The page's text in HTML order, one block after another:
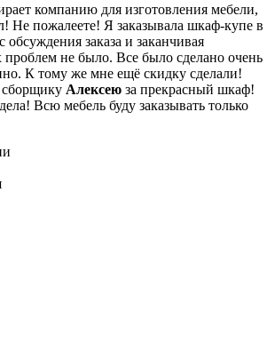
компанию для изготовления мебели,
Не пожалеете! Я заказывала шкаф-купе в
заказа и заканчивая
не было. Все было сделано очень
К тому же мне ещё скидку сделали!
Алексею за прекрасный шкаф!
Всю мебель буду заказывать только